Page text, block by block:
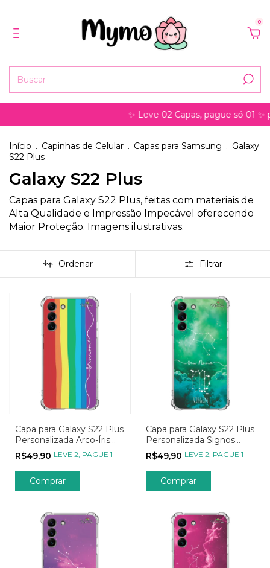
0
✨ Leve 02 Capas, pague só 01 ✨
Início . Capinhas de Celular . Capas para Samsung . Galaxy
S22 Plus
Galaxy S22 Plus
Capas para Galaxy S22 Plus, feitas com materiais de
Alta Qualidade e Impressão Impecável oferecendo
Maior Proteção. Imagens ilustrativas.
Ordenar Filtrar
Capa para Galaxy S22 Plus
Personalizada Arco-Íris
Vertical
R$49,90 LEVE 2, PAGUE 1
Capa para Galaxy S22 Plus
Personalizada Signos
Constelação de Virgem
R$49,90 LEVE 2, PAGUE 1